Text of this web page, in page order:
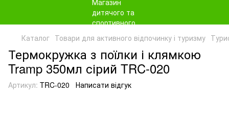
Каталог Товари для активного відпочинку і туризму
Термокружка з поїлки і клямкою
Tramp 350мл сірий TRC-020
Артикул: TRC-020 Написати відгук